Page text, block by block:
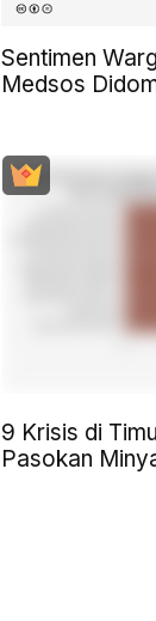
Sentimen
Medsos
9 Krisis di
Pasokan